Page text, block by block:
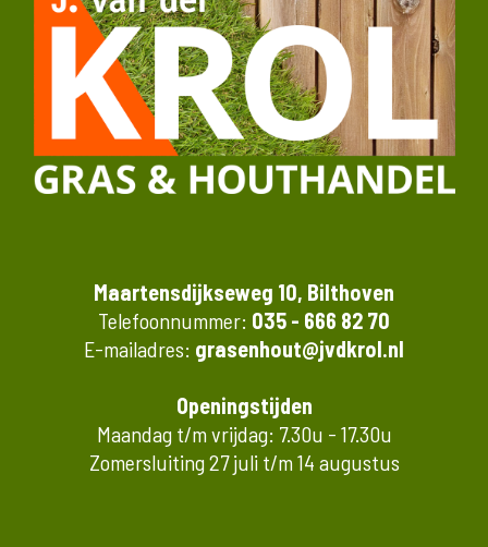
Maartensdijkseweg 10, Bilthoven
Telefoonnummer: 035 - 666 82 70
E-mailadres: grasenhout@jvdkrol.nl
Openingstijden
Maandag t/m vrijdag: 7.30u - 17.30u
Zomersluiting 27 juli t/m 14 augustus